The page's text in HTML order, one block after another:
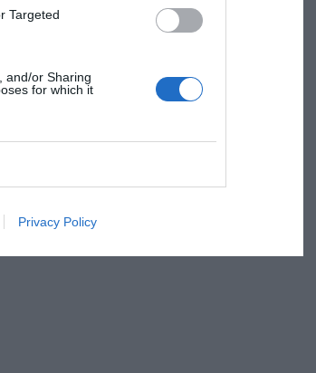
Targeted
and/or Sharing
for which it
Privacy Policy
2700 zł
blisko 18% niższa od średniego
które w tym samym okresie
niższa od średniej płacy w
PRACY W